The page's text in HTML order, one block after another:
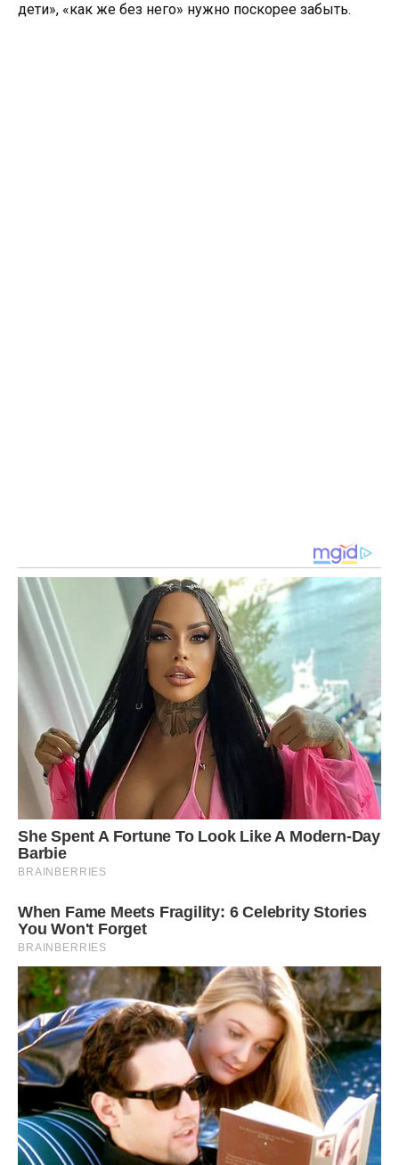
дети», «как же без него» нужно поскорее забыть.